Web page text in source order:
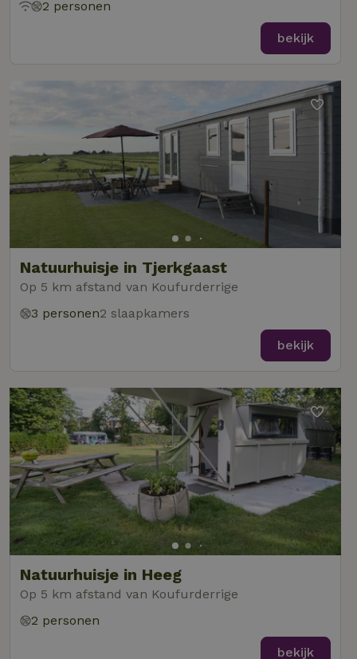
2 personen
bekijk
Natuurhuisje in Tjerkgaast
Op 5 km afstand van Koufurderrige
3 personen2 slaapkamers
bekijk
Natuurhuisje in Heeg
Op 5 km afstand van Koufurderrige
2 personen
bekijk